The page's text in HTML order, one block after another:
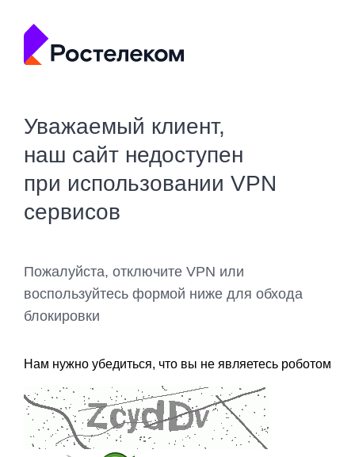
Уважаемый клиент,
наш сайт недоступен
при использовании VPN
сервисов
Пожалуйста, отключите VPN или
воспользуйтесь формой ниже для обхода
блокировки
Нам нужно убедиться, что вы не являетесь роботом